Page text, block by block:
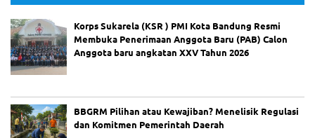
Korps Sukarela (KSR ) PMI Kota Bandung Resmi
Membuka Penerimaan Anggota Baru (PAB) Calon
Anggota baru angkatan XXV Tahun 2026
BBGRM Pilihan atau Kewajiban? Menelisik Regulasi
dan Komitmen Pemerintah Daerah